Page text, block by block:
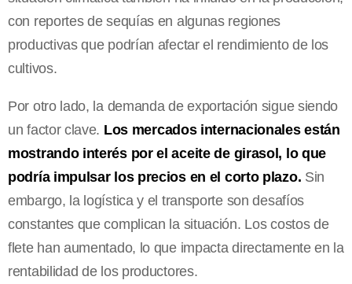
con reportes de sequías en algunas regiones
productivas que podrían afectar el rendimiento de los
cultivos.
Por otro lado, la demanda de exportación sigue siendo
un factor clave. Los mercados internacionales están
mostrando interés por el aceite de girasol, lo que
podría impulsar los precios en el corto plazo. Sin
embargo, la logística y el transporte son desafíos
constantes que complican la situación. Los costos de
flete han aumentado, lo que impacta directamente en la
rentabilidad de los productores.